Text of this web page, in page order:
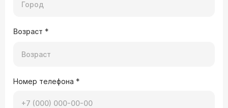
Возраст *
Номер телефона *